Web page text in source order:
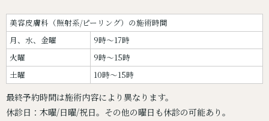
美容皮膚科（照射系/ピーリング）の施術時間
月、水、金曜
9時～17時
火曜
9時～15時
土曜
10時～15時
最終予約時間は施術内容により異なります。
休診日：木曜/日曜/祝日。その他の曜日も休診の可能あり。